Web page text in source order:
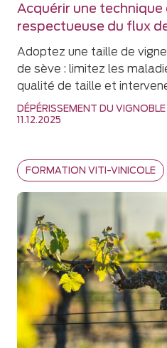
Acquérir une
respectueuse du flux
DÉPÉRISSEMENT DU VIGNOBLE
11.12.2025
Adoptez une taille de
de sève : limitez les
qualité de taille et
FORMATION VITI-VINICOLE